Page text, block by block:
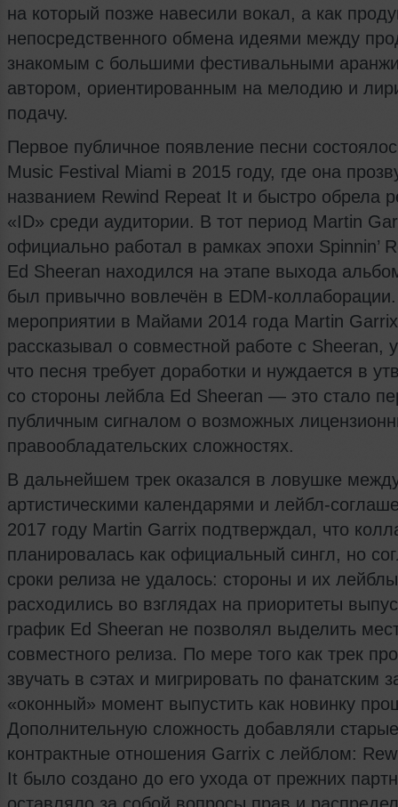
на который позже навесили вокал, а как
непосредственного обмена идеями между
знакомым с большими фестивальными
автором, ориентированным на мелодию и
подачу.
Первое публичное появление песни
Music Festival Miami в 2015 году, где она
названием Rewind Repeat It и быстро обрела
«ID» среди аудитории. В тот период Martin
официально работал в рамках эпохи Spinnin’
Ed Sheeran находился на этапе выхода
был привычно вовлечён в EDM-
мероприятии в Майами 2014 года Martin Garrix
рассказывал о совместной работе с Sheeran,
что песня требует доработки и нуждается в
со стороны лейбла Ed Sheeran — это стало
публичным сигналом о возможных
правообладательских сложностях.
В дальнейшем трек оказался в ловушке
артистическими календарями и лейбл-
2017 году Martin Garrix подтверждал, что
планировалась как официальный сингл, но
сроки релиза не удалось: стороны и их лейблы
расходились во взглядах на приоритеты
график Ed Sheeran не позволял выделить
совместного релиза. По мере того как трек
звучать в сэтах и мигрировать по фанатским
«оконный» момент выпустить как новинку
Дополнительную сложность добавляли старые
контрактные отношения Garrix с лейблом:
It было создано до его ухода от прежних